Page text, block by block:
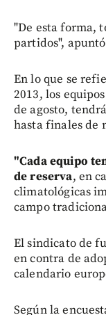
"De esta forma,
partidos",
En lo que se
2013, los
de agosto,
hasta finales de
"Cada equipo
de reserva, en
climatológicas
campo
El sindicato de
en contra de
calendario
Según la